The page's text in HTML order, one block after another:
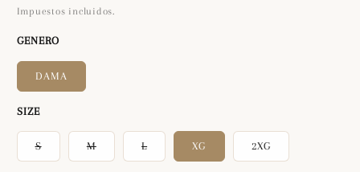
habitual
Impuestos incluidos.
GENERO
DAMA
SIZE
SVariante
agotada
MVariante
agotada
LVariante
agotada
XG 2XG